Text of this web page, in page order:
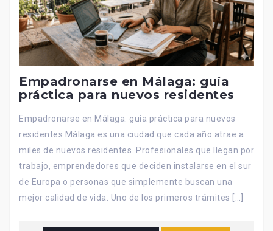
Empadronarse en Málaga: guía
práctica para nuevos residentes
Empadronarse en Málaga: guía práctica para nuevos
residentes Málaga es una ciudad que cada año atrae a
miles de nuevos residentes. Profesionales que llegan por
trabajo, emprendedores que deciden instalarse en el sur
de Europa o personas que simplemente buscan una
mejor calidad de vida. Uno de los primeros trámites […]